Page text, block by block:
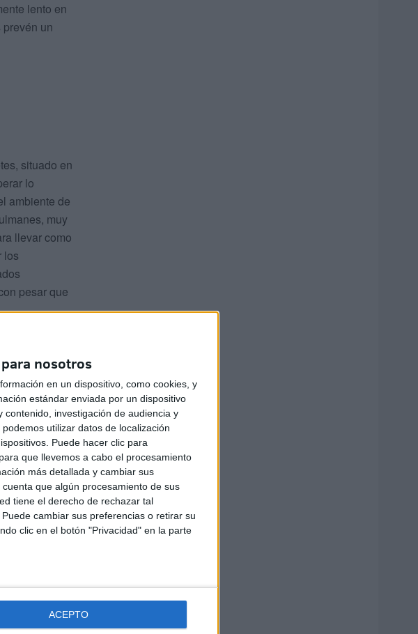
nosotros
en un dispositivo, como cookies, y
estándar enviada por un dispositivo
investigación de audiencia y
utilizar datos de localización
Puede hacer clic para
que llevemos a cabo el procesamiento
más detallada y cambiar sus
cuenta que algún procesamiento de sus
tiene el derecho de rechazar tal
cambiar sus preferencias o retirar su
clic en el botón "Privacidad" en la parte
ACEPTO
lento en
un
situado en
lo
ambiente de
muy
llevar como
los
pesar que
ir a
casa, en los